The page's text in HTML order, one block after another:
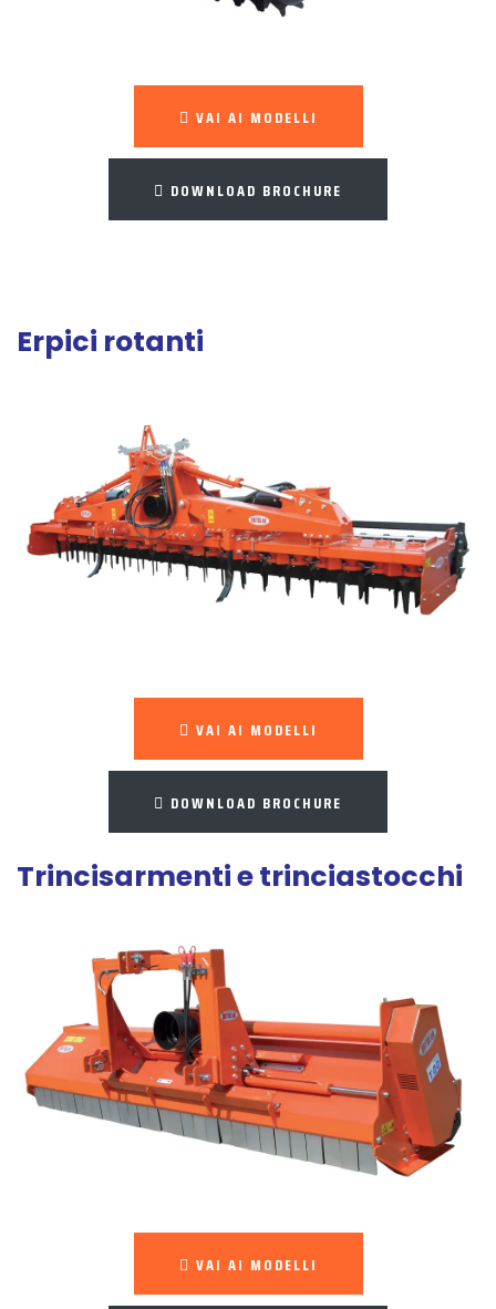
VAI AI MODELLI
DOWNLOAD BROCHURE
Erpici rotanti
VAI AI MODELLI
DOWNLOAD BROCHURE
Trincisarmenti e trinciastocchi
VAI AI MODELLI